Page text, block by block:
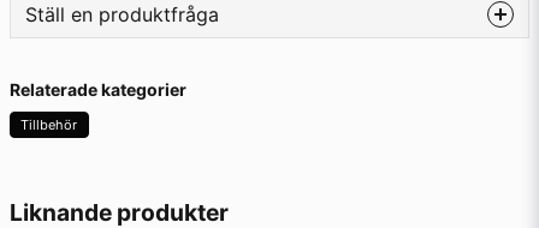
Liknande produkter
Ställ en produktfråga
Fråga oss något om denna produkten...
Namn
Relaterade kategorier
Tillbehör